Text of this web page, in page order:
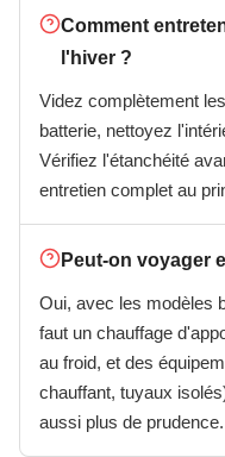
Comment
l'hiver ?
Videz complètement
batterie, nettoyez
Vérifiez l'étanchéité
entretien complet au
Peut-on voyager
Oui, avec les modèles
faut un chauffage
au froid, et des
chauffant, tuyaux
aussi plus de prudence.